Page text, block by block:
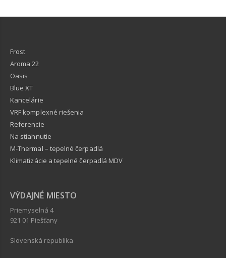
Frost
Aroma 22
Oasis
Blue XT
Kancelárie
VRF komplexné riešenia
Referencie
Na stiahnutie
M-Thermal – tepelné čerpadlá
Klimatizácie a tepelné čerpadlá MDV
VÝDAJNÉ MIESTO
Priemyselná 4
921 01 Piešťany
Slovenská republika